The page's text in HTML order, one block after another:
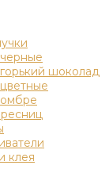
шоколад
клея